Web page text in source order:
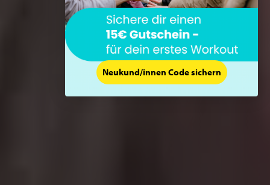
Neukund/innen Code sichern